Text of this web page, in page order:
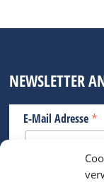
NEWSLETTER
E-Mail Adresse *
Bitte geben Sie Ihre E-